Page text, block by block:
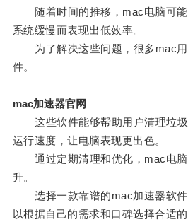
随着时间的推移，mac电脑可能
系统缓慢而表现出低效率。
为了解决这些问题，很多mac用
件。
mac加速器官网
这些软件能够帮助用户清理垃圾
运行速度，让电脑表现更出色。
通过定期清理和优化，mac电脑
升。
选择一款靠谱的mac加速器软件
以根据自己的需求和口碑选择合适的